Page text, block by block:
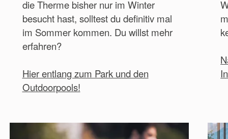
die Therme bisher nur im Winter
besucht hast, solltest du definitiv mal
im Sommer kommen. Du willst mehr
erfahren?
Hier entlang zum Park und den
Outdoorpools!